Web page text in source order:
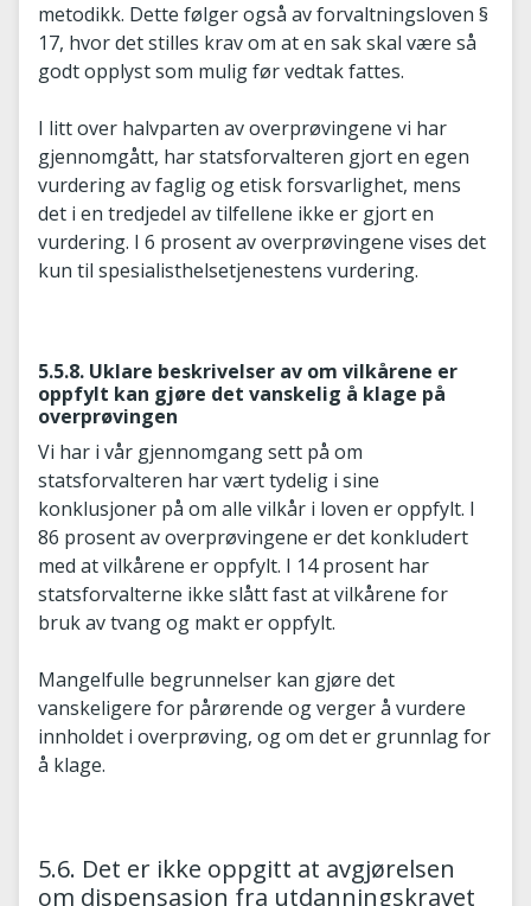
metodikk. Dette følger også av forvaltningsloven §
17, hvor det stilles krav om at en sak skal være så
godt opplyst som mulig før vedtak fattes.
I litt over halvparten av overprøvingene vi har
gjennomgått, har statsforvalteren gjort en egen
vurdering av faglig og etisk forsvarlighet, mens
det i en tredjedel av tilfellene ikke er gjort en
vurdering. I 6 prosent av overprøvingene vises det
kun til spesialisthelsetjenestens vurdering.
5.5.8. Uklare beskrivelser av om vilkårene er
oppfylt kan gjøre det vanskelig å klage på
overprøvingen
Vi har i vår gjennomgang sett på om
statsforvalteren har vært tydelig i sine
konklusjoner på om alle vilkår i loven er oppfylt. I
86 prosent av overprøvingene er det konkludert
med at vilkårene er oppfylt. I 14 prosent har
statsforvalterne ikke slått fast at vilkårene for
bruk av tvang og makt er oppfylt.
Mangelfulle begrunnelser kan gjøre det
vanskeligere for pårørende og verger å vurdere
innholdet i overprøving, og om det er grunnlag for
å klage.
5.6. Det er ikke oppgitt at avgjørelsen
om dispensasjon fra utdanningskravet